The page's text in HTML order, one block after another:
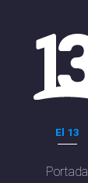
El 13
Portada